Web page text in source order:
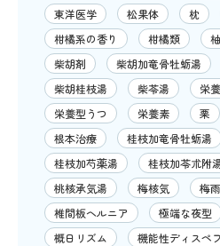
東洋医学
松果体 枕
柑橘系の香り
柑橘類
柴胡剤
柴胡加竜骨牡蛎湯
柴胡桂枝湯
柴苓湯
栄
栄養型うつ
栄養素 栗
根本治療
桂枝加竜骨牡蛎湯
桂枝加芍薬湯
桂枝加苓朮附
桃核承気湯
梅核気 梅雨
椎間板ヘルニア
極端な夜型
概日リズム
機能性ディスペ